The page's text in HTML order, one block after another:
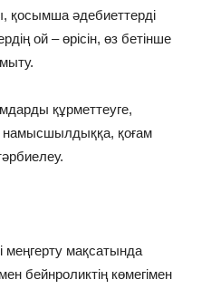
қосымша әдебиеттерді
ой – өрісін, өз бетінше
құрметтеуге,
намысшылдыққа, қоғам
меңгерту мақсатында
бейнроликтің көмегімен